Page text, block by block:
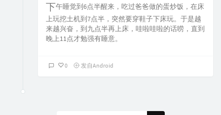
下午睡觉到6点半醒来，吃过爸爸做的蛋炒饭，在床
上玩挖土机到7点半，突然要穿鞋子下床玩。于是越
来越兴奋，到九点半再上床，哇啦哇啦的话唠，直到
晚上11点才勉强有睡意。
0 发自Android